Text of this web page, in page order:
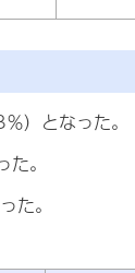
）となった。
。
た。